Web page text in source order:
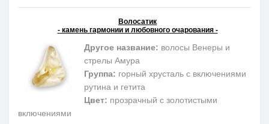
Волосатик
- камень гармонии и любовного очарования -
Другое название: волосы Венеры и
стрелы Амура
Группа: горный хрусталь с включениями
рутина и гетита
Цвет: прозрачный с золотистыми
включениями